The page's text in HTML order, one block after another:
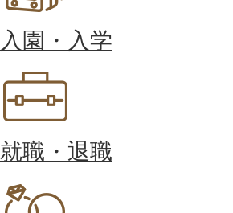
入園・入学
就職・退職